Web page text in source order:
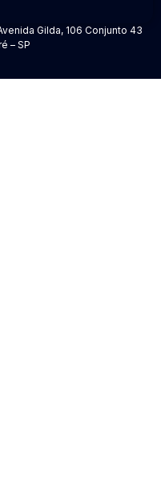
Gilda, 106 Conjunto 43
– SP